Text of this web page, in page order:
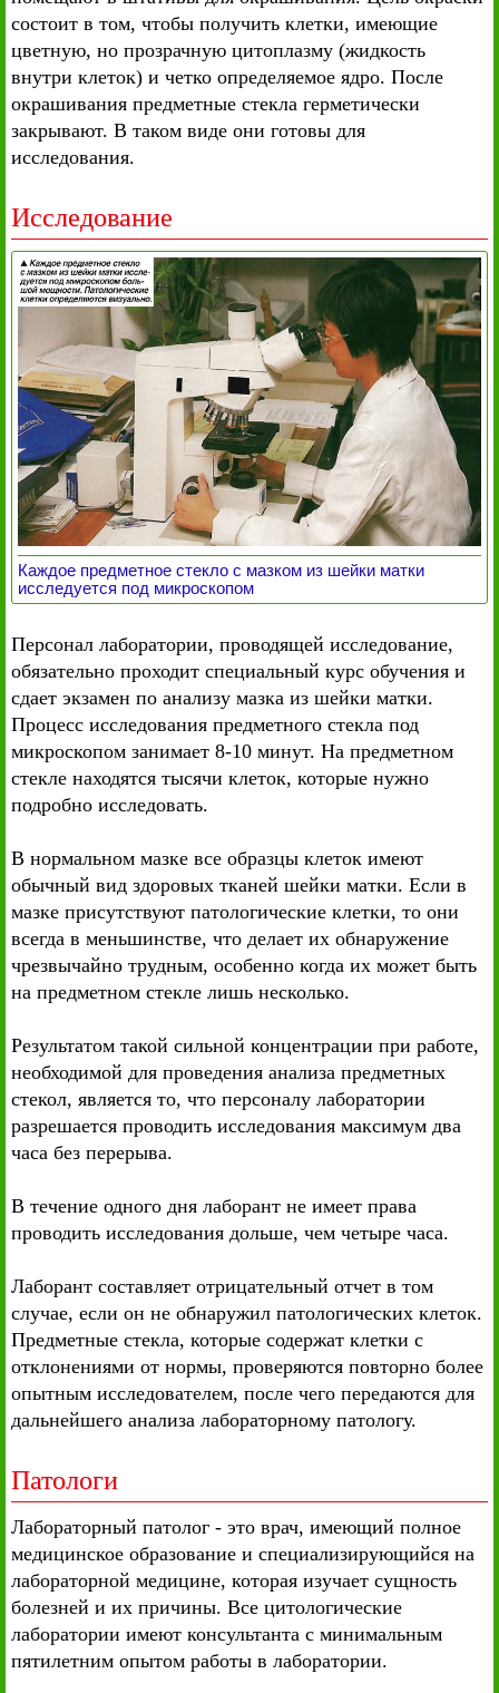
состоит в том, чтобы получить клетки, имеющие
цветную, но прозрачную цитоплазму (жидкость
внутри клеток) и четко определяемое ядро. После
окрашивания предметные стекла герметически
закрывают. В таком виде они готовы для
исследования.
Исследование
Каждое предметное стекло с мазком из шейки матки
исследуется под микроскопом
Персонал лаборатории, проводящей исследование,
обязательно проходит специальный курс обучения и
сдает экзамен по анализу мазка из шейки матки.
Процесс исследования предметного стекла под
микроскопом занимает 8-10 минут. На предметном
стекле находятся тысячи клеток, которые нужно
подробно исследовать.
В нормальном мазке все образцы клеток имеют
обычный вид здоровых тканей шейки матки. Если в
мазке присутствуют патологические клетки, то они
всегда в меньшинстве, что делает их обнаружение
чрезвычайно трудным, особенно когда их может быть
на предметном стекле лишь несколько.
Результатом такой сильной концентрации при работе,
необходимой для проведения анализа предметных
стекол, является то, что персоналу лаборатории
разрешается проводить исследования максимум два
часа без перерыва.
В течение одного дня лаборант не имеет права
проводить исследования дольше, чем четыре часа.
Лаборант составляет отрицательный отчет в том
случае, если он не обнаружил патологических клеток.
Предметные стекла, которые содержат клетки с
отклонениями от нормы, проверяются повторно более
опытным исследователем, после чего передаются для
дальнейшего анализа лабораторному патологу.
Патологи
Лабораторный патолог - это врач, имеющий полное
медицинское образование и специализирующийся на
лабораторной медицине, которая изучает сущность
болезней и их причины. Все цитологические
лаборатории имеют консультанта с минимальным
пятилетним опытом работы в лаборатории.